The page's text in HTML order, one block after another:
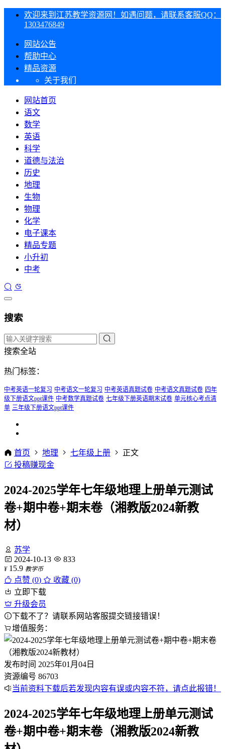
欢迎来到江苏教学资源网！如遇问题，请联系客服QQ：
1303476849
网站公告
帮助中心
精品资源
关于我们
网站首页
语文
数学
英语
科学
道德与法治
历史
地理
生物
物理
化学
电子课本
精品专题
小升初
中考
搜索
搜索全站
热门标签：
中考英语一轮复习 中考语文一轮复习 中考英语真题试卷 中考语文真题试卷 四年
级下册语文ppt课件 中考数学真题试卷 七年级下册英语期末试卷 单元核心考点清
单 三年级下册语文ppt课件
首页 地理 七年级上册
正文
投稿赚现金
2024-2025学年七年级地理上册单元测试
卷+期中卷+期末卷（湘教版2024新教
材）
苏学
2024-10-13
833
¥ 15.9 教学币
点赞 (0)
收藏 (0)
立即下载
升级会员
下载不了？请联系网站客服提交链接错误！
增值服务：
发布时间 2025年01月04日
资源编号 86703
当前资料下载后若发现内容有误或内容不符，请点此报错！
2024-2025学年七年级地理上册单元测试
卷+期中卷+期末卷（湘教版2024新教